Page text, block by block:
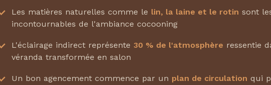
Les matières naturelles comme le lin, la laine et le rotin sont
incontournables de l'ambiance cocooning
L'éclairage indirect représente 30 % de l'atmosphère ressentie
véranda transformée en salon
Un bon agencement commence par un plan de circulation qui